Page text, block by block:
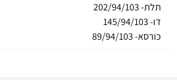
תלת- 202/94/103
דו- 145/94/103
כורסא- 89/94/103